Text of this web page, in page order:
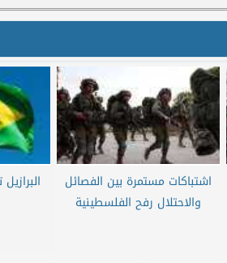
اشتباكات مستمرة بين الفصائل
والاحتلال رفح الفلسطينية